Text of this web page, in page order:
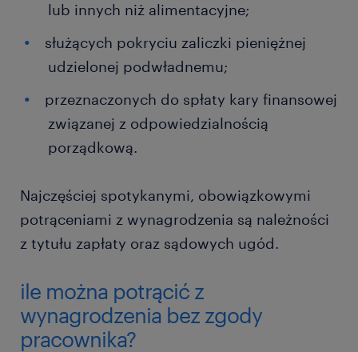
lub innych niż alimentacyjne;
służących pokryciu zaliczki pieniężnej
udzielonej podwładnemu;
przeznaczonych do spłaty kary finansowej
związanej z odpowiedzialnością
porządkową.
Najczęściej spotykanymi, obowiązkowymi
potrąceniami z wynagrodzenia są należności
z tytułu zapłaty oraz sądowych ugód.
ile można potrącić z
wynagrodzenia bez zgody
pracownika?